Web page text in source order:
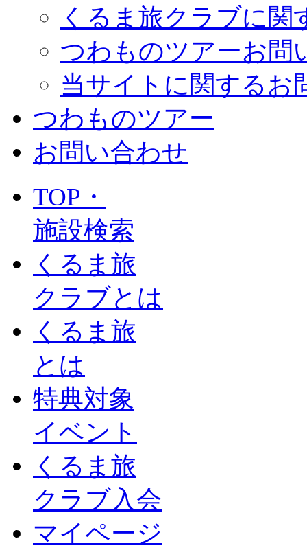
くるま旅クラブに関
つわものツアーお問
当サイトに関するお
つわものツアー
お問い合わせ
TOP・
施設検索
くるま旅
クラブとは
くるま旅
とは
特典対象
イベント
くるま旅
クラブ入会
マイページ